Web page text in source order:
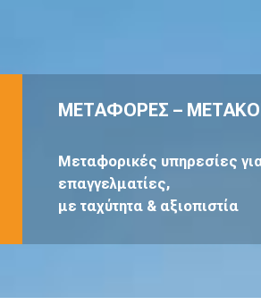
ΜΕΤΑΦΟΡΕΣ –
Μεταφορικές υπηρεσίες
επαγγελματίες,
με ταχύτητα & αξιοπιστία